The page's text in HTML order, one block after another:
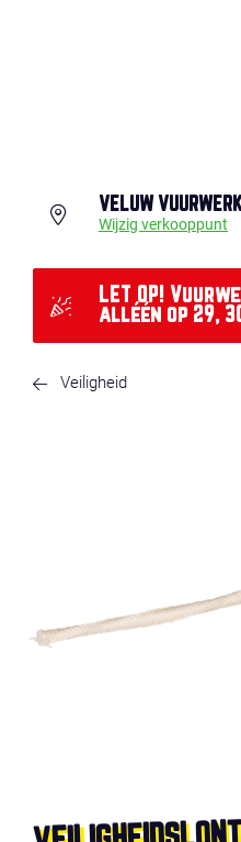
VELUW
Wijzig verkooppunt
LET OP!
alléén op 29,
Veiligheid